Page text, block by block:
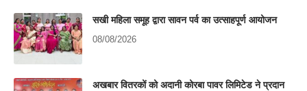
सखी महिला समूह द्वारा सावन पर्व का उत्साहपूर्ण आयोजन
08/08/2026
अखबार वितरकों को अदानी कोरबा पावर लिमिटेड ने प्रदान